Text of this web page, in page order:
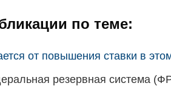
по теме:
от повышения ставки в
резервная система